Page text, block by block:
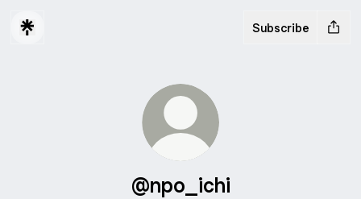
Subscribe
@npo_ichi